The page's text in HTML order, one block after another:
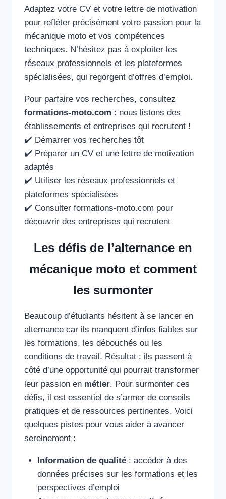
Adaptez votre CV et votre lettre de motivation
pour refléter précisément votre passion pour la
mécanique moto et vos compétences
techniques. N’hésitez pas à exploiter les
réseaux professionnels et les plateformes
spécialisées, qui regorgent d’offres d’emploi.
Pour parfaire vos recherches, consultez
formations-moto.com : nous listons des
établissements et entreprises qui recrutent !
✔️ Démarrer vos recherches tôt
✔️ Préparer un CV et une lettre de motivation
adaptés
✔️ Utiliser les réseaux professionnels et
plateformes spécialisées
✔️ Consulter formations-moto.com pour
découvrir des entreprises qui recrutent
Les défis de l’alternance en
mécanique moto et comment
les surmonter
Beaucoup d’étudiants hésitent à se lancer en
alternance car ils manquent d’infos fiables sur
les formations, les débouchés ou les
conditions de travail. Résultat : ils passent à
côté d’une opportunité qui pourrait transformer
leur passion en métier. Pour surmonter ces
défis, il est essentiel de s’armer de conseils
pratiques et de ressources pertinentes. Voici
quelques pistes pour vous aider à avancer
sereinement :
Information de qualité: accéder à des
données précises sur les formations et les
perspectives d’emploi